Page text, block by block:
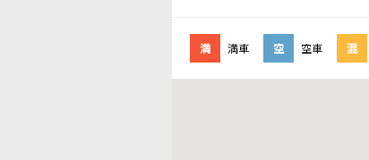
満 満車 空 空車 混